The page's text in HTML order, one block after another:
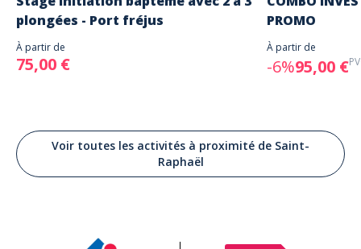
plongées - Port fréjus
À partir de
75,00 €
PROMO
À partir de
-6%95,00 €
Voir toutes les activités à proximité de Saint-
Raphaël